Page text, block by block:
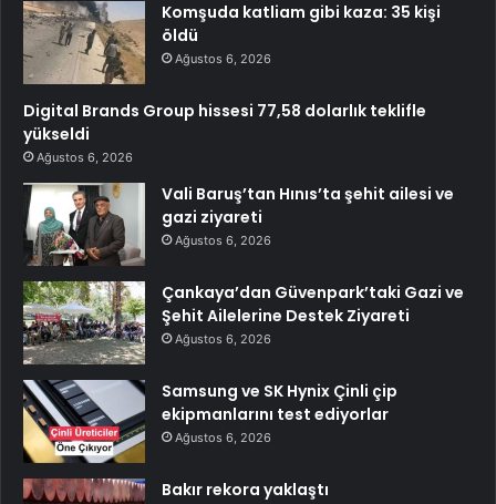
Komşuda katliam gibi kaza: 35 kişi
öldü
Ağustos 6, 2026
Digital Brands Group hissesi 77,58 dolarlık teklifle
yükseldi
Ağustos 6, 2026
Vali Baruş’tan Hınıs’ta şehit ailesi ve
gazi ziyareti
Ağustos 6, 2026
Çankaya’dan Güvenpark’taki Gazi ve
Şehit Ailelerine Destek Ziyareti
Ağustos 6, 2026
Samsung ve SK Hynix Çinli çip
ekipmanlarını test ediyorlar
Ağustos 6, 2026
Bakır rekora yaklaştı